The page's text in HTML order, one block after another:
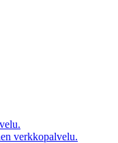
verkkopalvelu.